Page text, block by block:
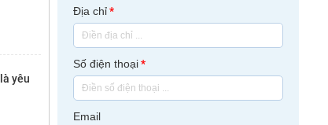
yêu
Địa chỉ*
Số điện thoại*
Email